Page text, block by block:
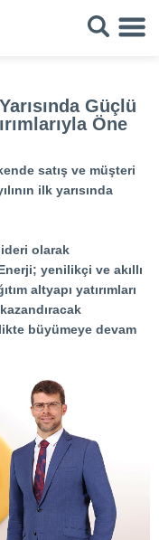
Güçlü
Öne
satış ve müşteri
ilk yarısında
olarak
yenilikçi ve akıllı
altyapı yatırımları
büyümeye devam